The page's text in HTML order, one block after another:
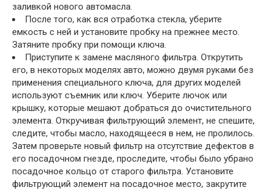
заливкой нового автомасла.
После того, как вся отработка стекла, уберите
емкость с ней и установите пробку на прежнее место.
Затяните пробку при помощи ключа.
Приступите к замене масляного фильтра. Открутить
его, в некоторых моделях авто, можно двумя руками без
применения специального ключа, для других моделей
используют съемник или ключ. Уберите лючок или
крышку, которые мешают добраться до очистительного
элемента. Откручивая фильтрующий элемент, не спешите,
следите, чтобы масло, находящееся в нем, не пролилось.
Затем проверьте новый фильтр на отсутствие дефектов в
его посадочном гнезде, проследите, чтобы было убрано
посадочное кольцо от старого фильтра. Установите
фильтрующий элемент на посадочное место, закрутите